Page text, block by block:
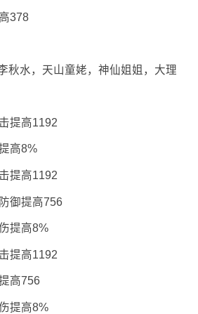
378
秋水，天山童姥，神仙姐姐，大理
提高1192
高8%
提高1192
御提高756
提高8%
提高1192
高756
提高8%